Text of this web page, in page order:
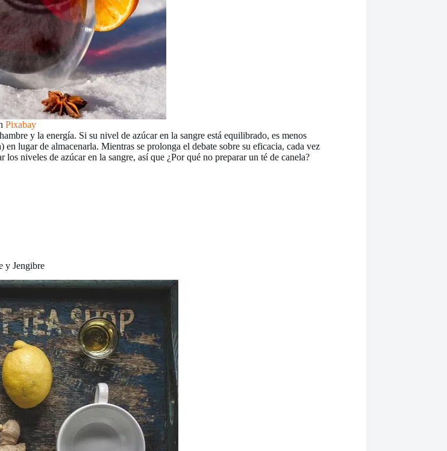
Pixabay
y la energía. Si su nivel de azúcar en la sangre está equilibrado, es menos
lugar de almacenarla. Mientras se prolonga el debate sobre su eficacia, cada vez
niveles de azúcar en la sangre, así que ¿Por qué no preparar un té de canela?
y Jengibre